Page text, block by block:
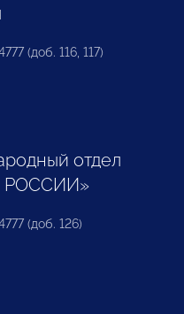
(доб. 116, 117)
отдел
(доб. 126)